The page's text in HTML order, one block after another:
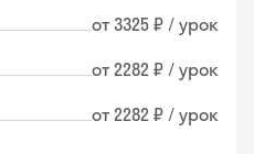
от 3325 ₽ / урок
от 2282 ₽ / урок
от 2282 ₽ / урок